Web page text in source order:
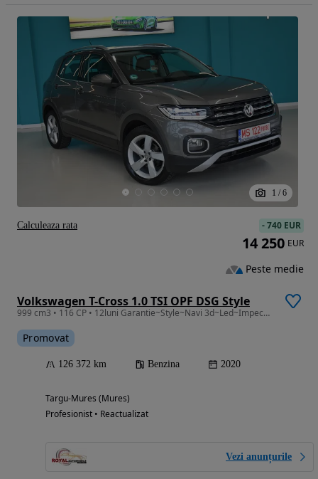
1 / 6
Volkswagen T-Cross 1.0 TSI OPF DSG Style
999 cm3 • 116 CP • 12luni Garantie~Style~Navi 3d~Led~Impecabil
Promovat
126 372 km Benzina 2020
Targu-Mures (Mures)
Profesionist • Reactualizat
Vezi anunțurile
-740 EUR
14 250 EUR
Peste medie
Calculeaza rata